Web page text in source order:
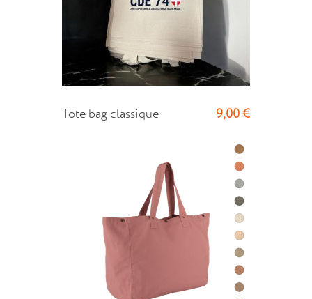
Tote bag classique 9,00 €